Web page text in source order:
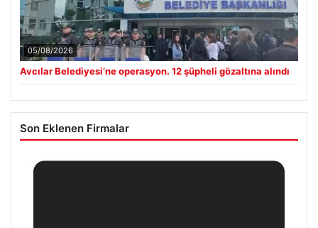
05/08/2026
Avcılar Belediyesi’ne operasyon. 12 şüpheli gözaltına alındı
Son Eklenen Firmalar